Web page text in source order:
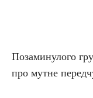
Позаминулого
про мутне